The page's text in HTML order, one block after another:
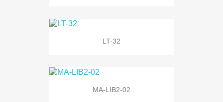
LT-32
MA-LIB2-02